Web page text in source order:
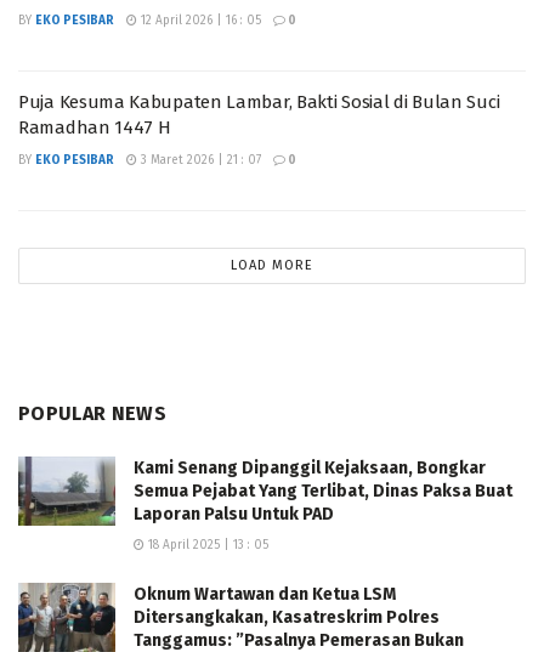
BY EKO PESIBAR 12 April 2026 | 16 : 05 0
Puja Kesuma Kabupaten Lambar, Bakti Sosial di Bulan Suci
Ramadhan 1447 H
BY EKO PESIBAR 3 Maret 2026 | 21 : 07 0
LOAD MORE
POPULAR NEWS
Kami Senang Dipanggil Kejaksaan, Bongkar
Semua Pejabat Yang Terlibat, Dinas Paksa Buat
Laporan Palsu Untuk PAD
18 April 2025 | 13 : 05
Oknum Wartawan dan Ketua LSM
Ditersangkakan, Kasatreskrim Polres
Tanggamus: ”Pasalnya Pemerasan Bukan